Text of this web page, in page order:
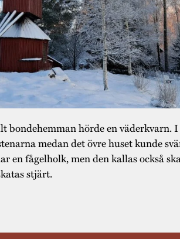
bondehemman hörde en väderkvarn.
medan det övre huset kunde
en fågelholk, men den kallas också
stjärt.